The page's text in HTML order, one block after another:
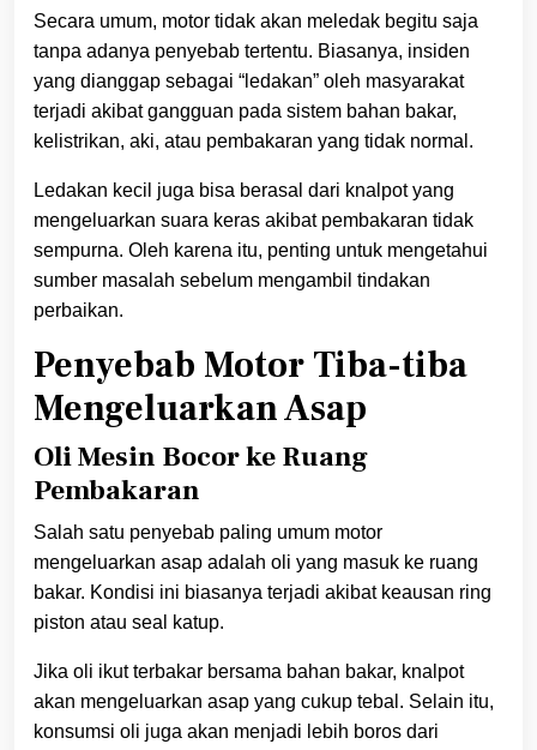
Secara umum, motor tidak akan meledak begitu saja
tanpa adanya penyebab tertentu. Biasanya, insiden
yang dianggap sebagai “ledakan” oleh masyarakat
terjadi akibat gangguan pada sistem bahan bakar,
kelistrikan, aki, atau pembakaran yang tidak normal.
Ledakan kecil juga bisa berasal dari knalpot yang
mengeluarkan suara keras akibat pembakaran tidak
sempurna. Oleh karena itu, penting untuk mengetahui
sumber masalah sebelum mengambil tindakan
perbaikan.
Penyebab Motor Tiba-tiba
Mengeluarkan Asap
Oli Mesin Bocor ke Ruang
Pembakaran
Salah satu penyebab paling umum motor
mengeluarkan asap adalah oli yang masuk ke ruang
bakar. Kondisi ini biasanya terjadi akibat keausan ring
piston atau seal katup.
Jika oli ikut terbakar bersama bahan bakar, knalpot
akan mengeluarkan asap yang cukup tebal. Selain itu,
konsumsi oli juga akan menjadi lebih boros dari